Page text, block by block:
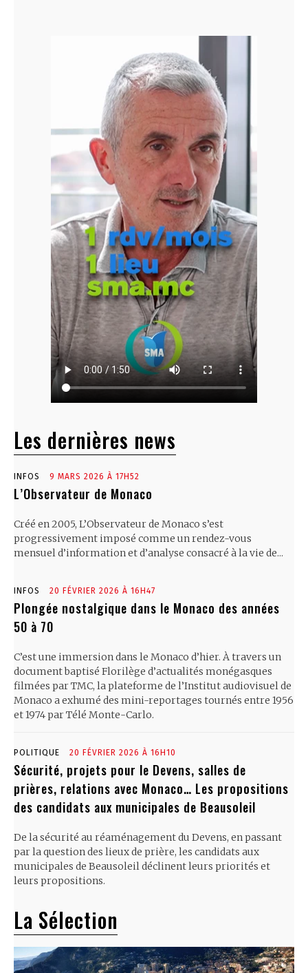
Les dernières news
INFOS 9 MARS 2026 À 17H52
L’Observateur de Monaco
Créé en 2005, L’Observateur de Monaco s’est
progressivement imposé comme un rendez-vous
mensuel d’information et d’analyse consacré à la vie de...
INFOS 20 FÉVRIER 2026 À 16H47
Plongée nostalgique dans le Monaco des années
50 à 70
C’est une immersion dans le Monaco d’hier. À travers un
document baptisé Florilège d’actualités monégasques
filmées par TMC, la plateforme de l’Institut audiovisuel de
Monaco a exhumé des mini-reportages tournés entre 1956
et 1974 par Télé Monte-Carlo.
POLITIQUE 20 FÉVRIER 2026 À 16H10
Sécurité, projets pour le Devens, salles de
prières, relations avec Monaco… Les propositions
des candidats aux municipales de Beausoleil
De la sécurité au réaménagement du Devens, en passant
par la question des lieux de prière, les candidats aux
municipales de Beausoleil déclinent leurs priorités et
leurs propositions.
La Sélection